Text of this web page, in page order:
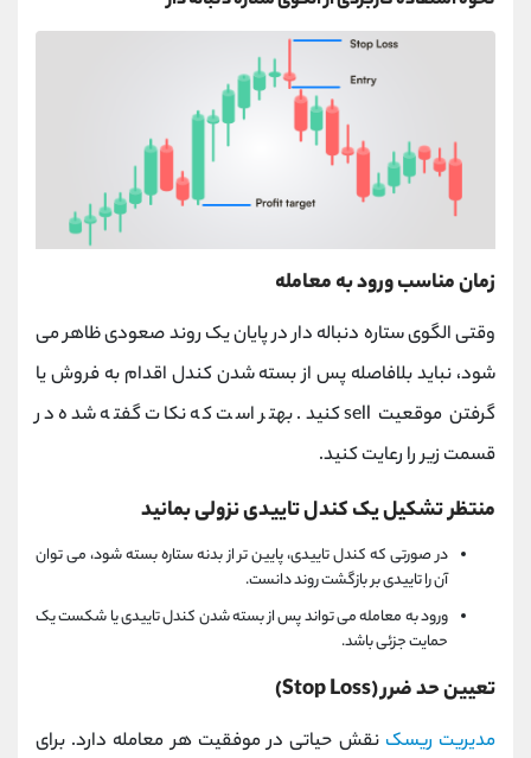
زمان مناسب ورود به معامله
وقتی الگوی ستاره دنباله دار در پایان یک روند صعودی ظاهر می‌
شود، نباید بلافاصله پس از بسته شدن کندل اقدام به فروش یا
گرفتن موقعیت sell کنید. بهتر است که نکات گفته شده در
قسمت زیر را رعایت کنید.
منتظر تشکیل یک کندل تاییدی نزولی بمانید
در صورتی که کندل تاییدی، پایین‌ تر از بدنه ستاره بسته شود، می‌ توان
آن را تاییدی بر بازگشت روند دانست.
ورود به معامله می‌ تواند پس از بسته شدن کندل تاییدی یا شکست یک
حمایت جزئی باشد.
تعیین حد ضرر (Stop Loss)
مدیریت ریسک نقش حیاتی در موفقیت هر معامله دارد. برای